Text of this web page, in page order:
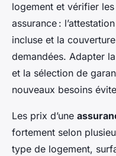
logement et vérifier
assurance :
incluse et la
demandées. Adapter
et la sélection de
nouveaux besoins
Les prix d’une
fortement selon
type de logement,